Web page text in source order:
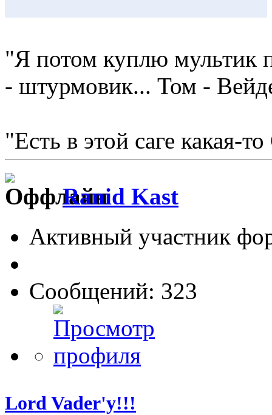
"Я потом куплю мультик
- штурмовик... Том -
"Есть в этой саге какая-
Ranid Kast
Активный участник
Сообщений: 323
Lord Vader'у!!!